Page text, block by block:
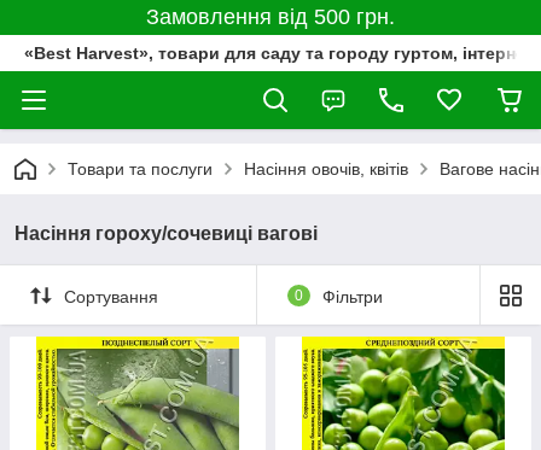
Замовлення від 500 грн.
«Best Harvest», товари для саду та городу гуртом,
Товари та послуги Насіння овочів, квітів Вагове
Насіння гороху/сочевиці вагові
Сортування 0 Фільтри